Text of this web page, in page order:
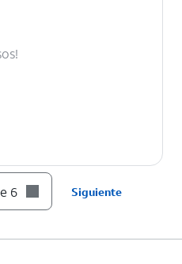
6 Siguiente